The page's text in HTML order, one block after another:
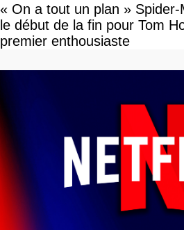
« On a tout un plan »
le début de la fin pour Tom
premier enthousiaste